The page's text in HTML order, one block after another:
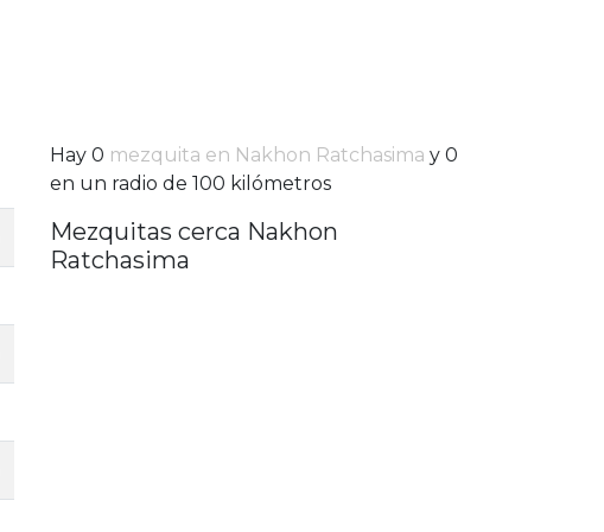
Hay 0 mezquita en Nakhon Ratchasima y 0
en un radio de 100 kilómetros
Mezquitas cerca Nakhon
Ratchasima